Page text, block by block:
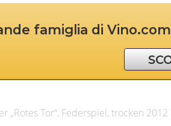
famiglia di
„Rotes Tor“, Federspiel, trocken